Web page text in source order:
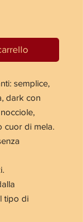
semplice,
dark con
cuor di mela.
tipo di